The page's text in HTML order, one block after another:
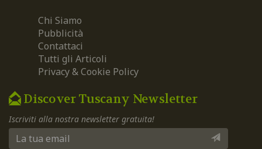
Chi Siamo
Pubblicità
Contattaci
Tutti gli Articoli
Privacy & Cookie Policy
Discover Tuscany Newsletter
Iscriviti alla nostra newsletter gratuita!